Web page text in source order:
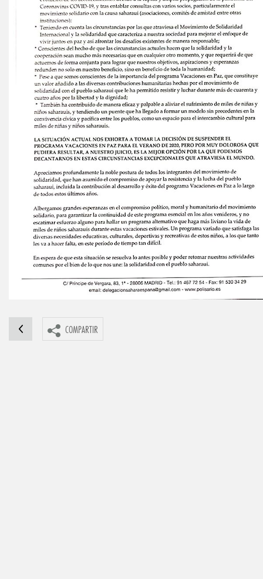
COMPARTIR